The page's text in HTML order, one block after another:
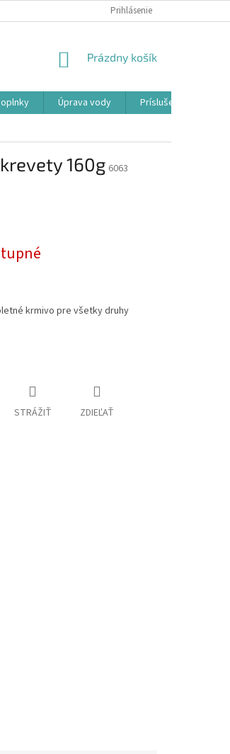
OCHRANY OSOBNÝCH ÚDAJOVPrihlásenie
NÁKUPNÝ
Prázdny košík
Úprava vody Príslušenstvo
160g 6063
krmivo pre všetky druhy
STRÁŽIŤ ZDIEĽAŤ